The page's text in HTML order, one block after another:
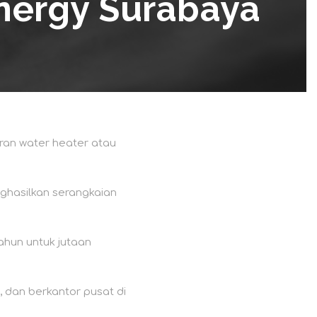
Surabaya
water heater atau
serangkaian
untuk jutaan
dan berkantor pusat di